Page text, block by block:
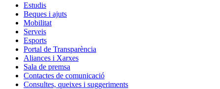
Estudis
Beques i ajuts
Mobilitat
Serveis
Esports
Portal de Transparència
Aliances i Xarxes
Sala de premsa
Contactes de comunicació
Consultes, queixes i suggeriments